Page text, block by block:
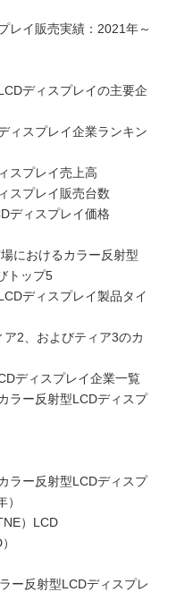
レイ販売実績：2021年～
ディスプレイの主要企
ィスプレイ企業ランキン
スプレイ売上高
スプレイ販売台数
ディスプレイ価格
におけるカラー反射型
トップ5
ディスプレイ製品タイ
2、およびティア3のカ
ディスプレイ企業一覧
ラー反射型LCDディスプ
ラー反射型LCDディスプ
）LCD
ー反射型LCDディスプレ